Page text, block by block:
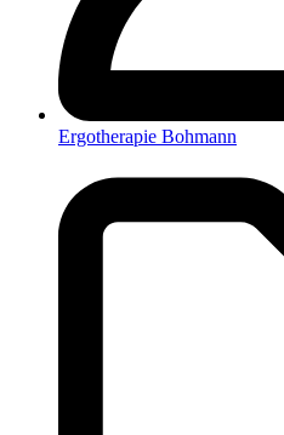
Ergotherapie Bohmann